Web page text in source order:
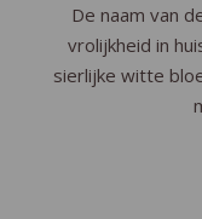
De naam van
vrolijkheid in
sierlijke witte